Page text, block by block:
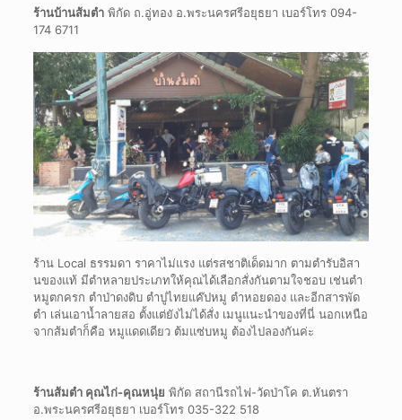
ร้านบ้านส้มตำพิกัด ถ.อู่ทอง อ.พระนครศรีอยุธยา เบอร์โทร 094-
174 6711
ร้านLocal ธรรมดา ราคาไม่แรง แต่รสชาติเด็ดมาก ตามตำรับอิสา
นของแท้ มีตำหลายประเภทให้คุณได้เลือกสั่งกันตามใจชอบ เช่นตำ
หมูตกครก ตำป่าดงดิบ ตำปูไทยแค๊ปหมู ตำหอยดอง และอีกสารพัด
ตำ เล่นเอาน้ำลายสอ ตั้งแต่ยังไม่ได้สั่ง เมนูแนะนำของที่นี่ นอกเหนือ
จากส้มตำก็คือ หมูแดดเดียว ต้มแซ่บหมู ต้องไปลองกันค่ะ
ร้านส้มตำ คุณไก่-คุณหนุ่ย พิกัด สถานีรถไฟ-วัดป่าโค ต.หันตรา
อ.พระนครศรีอยุธยา เบอร์โทร 035-322 518